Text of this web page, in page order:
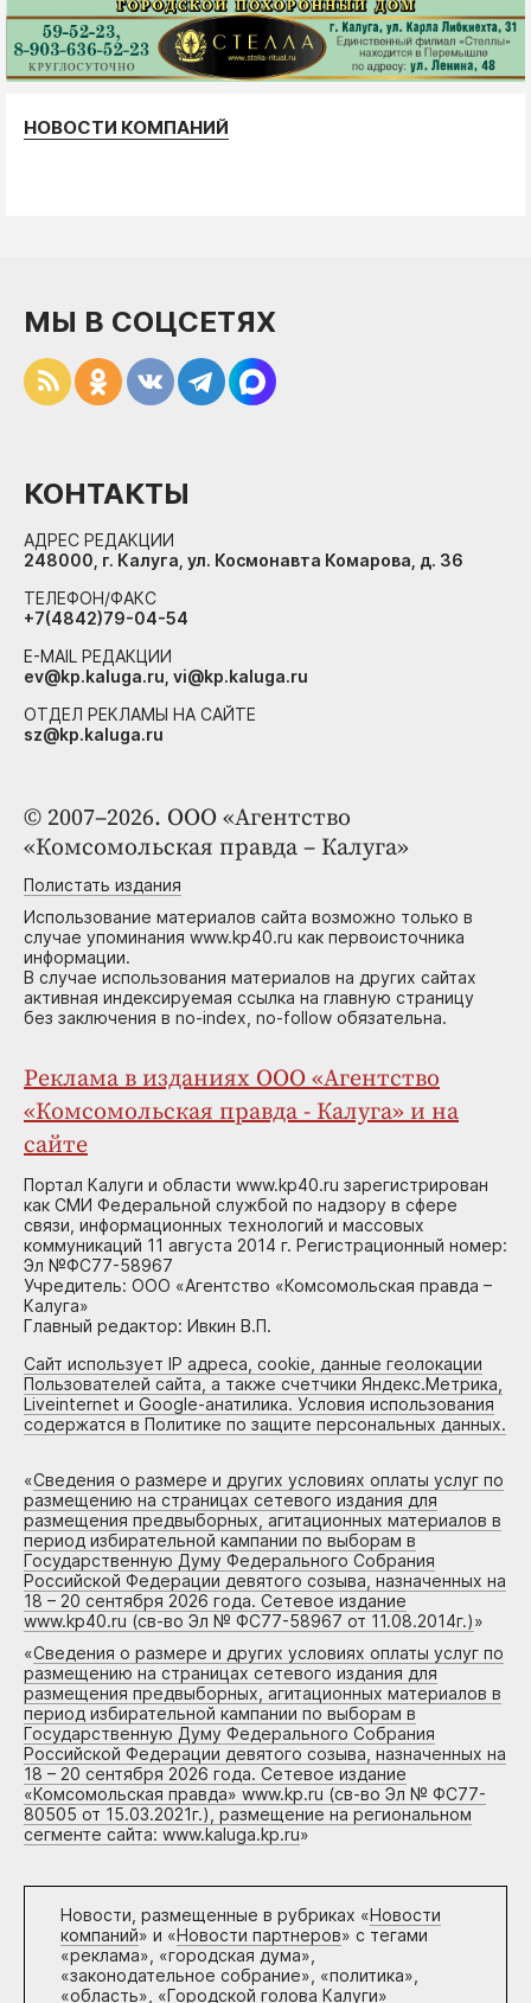
НОВОСТИ КОМПАНИЙ
© 2007–2026. ООО «Агентство
«Комсомольская правда – Калуга»
Полистать издания
Использование материалов сайта возможно только в
случае упоминания www.kp40.ru как первоисточника
информации.
В случае использования материалов на других сайтах
активная индексируемая ссылка на главную страницу
без заключения в no-index, no-follow обязательна.
Реклама в изданиях ООО «Агентство
«Комсомольская правда - Калуга» и на
сайте
Портал Калуги и области www.kp40.ru зарегистрирован
как СМИ Федеральной службой по надзору в сфере
связи, информационных технологий и массовых
коммуникаций 11 августа 2014 г. Регистрационный номер:
Эл №ФС77-58967
Учредитель: ООО «Агентство «Комсомольская правда –
Калуга»
Главный редактор: Ивкин В.П.
Сайт использует IP адреса, cookie, данные геолокации
Пользователей сайта, а также счетчики Яндекс.Метрика,
Liveinternet и Google-анатилика. Условия использования
содержатся в Политике по защите персональных данных.
«Сведения о размере и других условиях оплаты услуг по
размещению на страницах сетевого издания для
размещения предвыборных, агитационных материалов в
период избирательной кампании по выборам в
Государственную Думу Федерального Собрания
Российской Федерации девятого созыва, назначенных на
18 – 20 сентября 2026 года. Сетевое издание
www.kp40.ru (св-во Эл № ФС77-58967 от 11.08.2014г.)»
«Сведения о размере и других условиях оплаты услуг по
размещению на страницах сетевого издания для
размещения предвыборных, агитационных материалов в
период избирательной кампании по выборам в
Государственную Думу Федерального Собрания
Российской Федерации девятого созыва, назначенных на
18 – 20 сентября 2026 года. Сетевое издание
«Комсомольская правда» www.kp.ru (св-во Эл № ФС77-
80505 от 15.03.2021г.), размещение на региональном
сегменте сайта: www.kaluga.kp.ru»
Новости, размещенные в рубриках «Новости
компаний» и «Новости партнеров» с тегами
«реклама», «городская дума»,
«законодательное собрание», «политика»,
«область», «Городской голова Калуги»
МЫ В СОЦСЕТЯХ
КОНТАКТЫ
АДРЕС РЕДАКЦИИ
248000, г. Калуга, ул. Космонавта Комарова, д. 36
ТЕЛЕФОН/ФАКС
+7(4842)79-04-54
E-MAIL РЕДАКЦИИ
ev@kp.kaluga.ru, vi@kp.kaluga.ru
ОТДЕЛ РЕКЛАМЫ НА САЙТЕ
sz@kp.kaluga.ru